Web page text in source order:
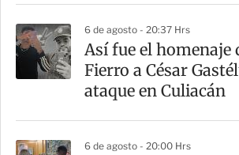
6 de agosto - 20:37 Hrs
Así fue el homenaje
Fierro a César
ataque en Culiacán
6 de agosto - 20:00 Hrs